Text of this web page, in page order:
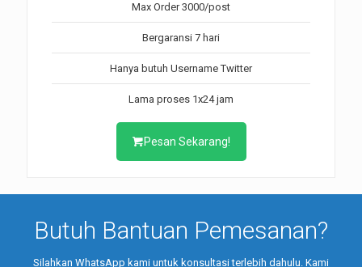
Max Order 3000/post
Bergaransi 7 hari
Hanya butuh Username Twitter
Lama proses 1x24 jam
Pesan Sekarang!
Butuh Bantuan Pemesanan?
Silahkan WhatsApp kami untuk konsultasi terlebih dahulu. Kami